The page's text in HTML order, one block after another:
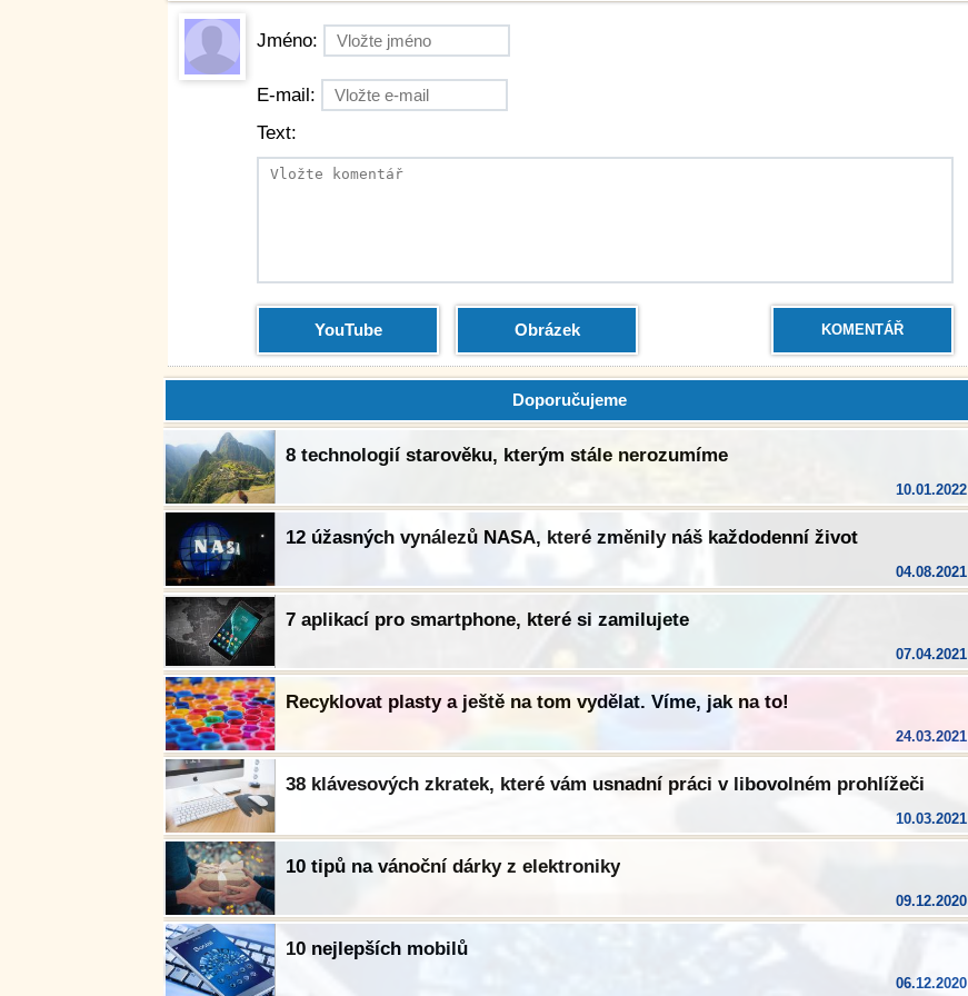
Jméno:
E-mail:
Text:
YouTube Obrázek KOMENTÁŘ
Doporučujeme
8 technologií starověku, kterým stále nerozumíme
10.01.2022
12 úžasných vynálezů NASA, které změnily náš každodenní život
04.08.2021
7 aplikací pro smartphone, které si zamilujete
07.04.2021
Recyklovat plasty a ještě na tom vydělat. Víme, jak na to!
24.03.2021
38 klávesových zkratek, které vám usnadní práci v libovolném prohlížeči
10.03.2021
10 tipů na vánoční dárky z elektroniky
09.12.2020
10 nejlepších mobilů
06.12.2020